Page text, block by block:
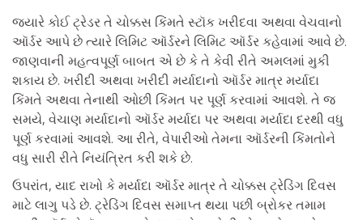
જ્યારે કોઈ ટ્રેડર તે ચોક્કસ કિંમતે સ્ટૉક ખરીદવા અથવા વેચવાનો
ઑર્ડર આપે છે ત્યારે લિમિટ ઑર્ડરને લિમિટ ઑર્ડર કહેવામાં આવે છે.
જાણવાની મહત્વપૂર્ણ બાબત એ છે કે તે કેવી રીતે અમલમાં મુકી
શકાય છે. ખરીદી અથવા ખરીદી મર્યાદાનો ઑર્ડર માત્ર મર્યાદા
કિંમતે અથવા તેનાથી ઓછી કિંમત પર પૂર્ણ કરવામાં આવશે. તે જ
સમયે, વેચાણ મર્યાદાનો ઑર્ડર મર્યાદા પર અથવા મર્યાદા દરથી વધુ
પૂર્ણ કરવામાં આવશે. આ રીતે, વેપારીઓ તેમના ઑર્ડરની કિંમતોને
વધુ સારી રીતે નિયંત્રિત કરી શકે છે.
ઉપરાંત, યાદ રાખો કે મર્યાદા ઑર્ડર માત્ર તે ચોક્કસ ટ્રેડિંગ દિવસ
માટે લાગુ પડે છે. ટ્રેડિંગ દિવસ સમાપ્ત થયા પછી બ્રોકર તમામ